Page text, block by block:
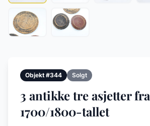
Objekt #344 Solgt
3 antikke tre asjetter fra
1700/1800-tallet